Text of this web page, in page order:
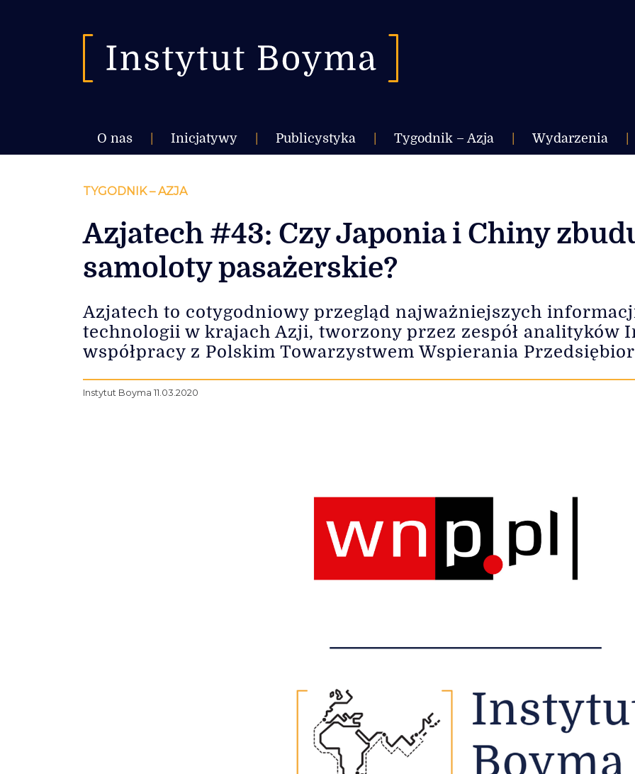
O nas Inicjatywy Publicystyka Tygodnik – Azja Wydarzenia
TYGODNIK – AZJA
Azjatech #43: Czy Japonia i Chiny
samoloty pasażerskie?
Azjatech to cotygodniowy przegląd najważniejszych
technologii w krajach Azji, tworzony przez zespół analityków
współpracy z Polskim Towarzystwem Wspierania
Instytut Boyma 11.03.2020